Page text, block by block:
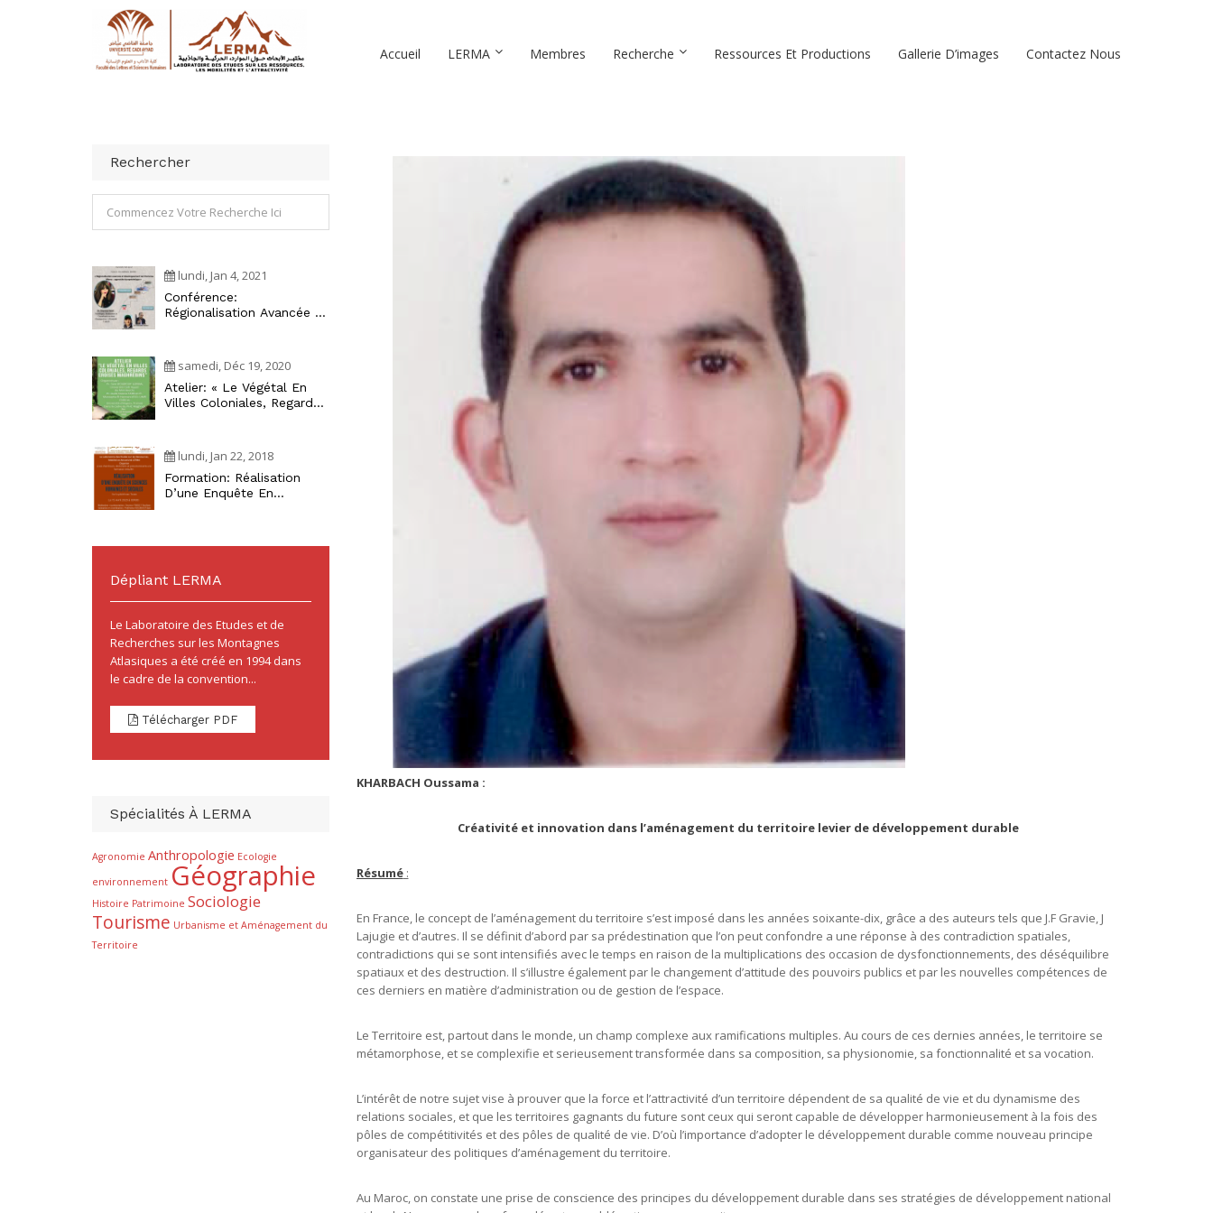
Accueil LERMA Membres Recherche Ressources Et Productions Gallerie D’images Contactez Nous
KHARBACH Oussama :
Créativité et innovation dans l’aménagement du territoire levier de développement durable
Résumé:
En France, le concept de l’aménagement du territoire s’est imposé dans les années soixante-dix, grâce a des auteurs tels que J.F Gravie, J
Lajugie et d’autres. Il se définit d’abord par sa prédestination que l’on peut confondre a une réponse à des contradiction spatiales,
contradictions qui se sont intensifiés avec le temps en raison de la multiplications des occasion de dysfonctionnements, des déséquilibre
spatiaux et des destruction. Il s’illustre également par le changement d’attitude des pouvoirs publics et par les nouvelles compétences de
ces derniers en matière d’administration ou de gestion de l’espace.
Le Territoire est, partout dans le monde, un champ complexe aux ramifications multiples. Au cours de ces dernies années, le territoire se
métamorphose, et se complexifie et serieusement transformée dans sa composition, sa physionomie, sa fonctionnalité et sa vocation.
L’intérêt de notre sujet vise à prouver que la force et l’attractivité d’un territoire dépendent de sa qualité de vie et du dynamisme des
relations sociales, et que les territoires gagnants du future sont ceux qui seront capable de développer harmonieusement à la fois des
pôles de compétitivités et des pôles de qualité de vie. D’où l’importance d’adopter le développement durable comme nouveau principe
organisateur des politiques d’aménagement du territoire.
Au Maroc, on constate une prise de conscience des principes du développement durable dans ses stratégies de développement national
Rechercher
lundi, Jan 4, 2021
Conférence:
Régionalisation Avancée Et
Écosystémique
samedi, Déc 19, 2020
Atelier: « Le Végétal En
Villes Coloniales, Regards
lundi, Jan 22, 2018
Formation: Réalisation
D’une Enquête En
Dépliant LERMA
Le Laboratoire des Etudes et de
Recherches sur les Montagnes
Atlasiques a été créé en 1994 dans
le cadre de la convention...
Télécharger PDF
Spécialités À LERMA
Agronomie Anthropologie Ecologie
environnement Géographie
Histoire Patrimoine Sociologie
Tourisme Urbanisme et Aménagement du
Territoire